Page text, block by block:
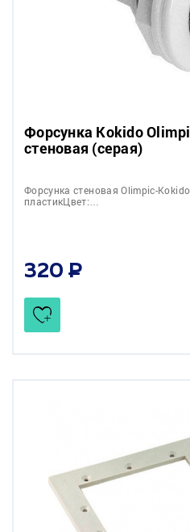
Форсунка Kokido
стеновая (серая)
Форсунка стеновая Olimpiс-
пластикЦвет:…
320